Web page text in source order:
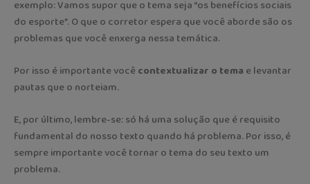
exemplo: Vamos supor que o tema seja “os benefícios sociais
do esporte”. O que o corretor espera que você aborde são os
problemas que você enxerga nessa temática.
Por isso é importante vocêcontextualizar o tema e levantar
pautas que o norteiam.
E, por último, lembre-se: só há uma solução que é requisito
fundamental do nosso texto quando há problema. Por isso, é
sempre importante você tornar o tema do seu texto um
problema.